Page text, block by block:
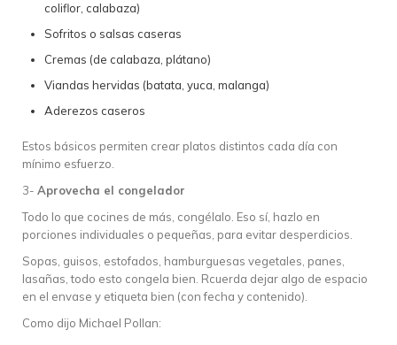
coliflor, calabaza)
Sofritos o salsas caseras
Cremas (de calabaza, plátano)
Viandas hervidas (batata, yuca, malanga)
Aderezos caseros
Estos básicos permiten crear platos distintos cada día con
mínimo esfuerzo.
3- Aprovecha el congelador
Todo lo que cocines de más, congélalo. Eso sí, hazlo en
porciones individuales o pequeñas, para evitar desperdicios.
Sopas, guisos, estofados, hamburguesas vegetales, panes,
lasañas, todo esto congela bien. Rcuerda dejar algo de espacio
en el envase y etiqueta bien (con fecha y contenido).
Como dijo Michael Pollan: